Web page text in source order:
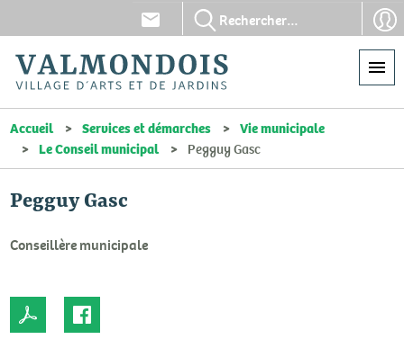
Aller
au
contenu
principal
En-
tête
-
Communication
En-
tête
-
Accueil Services et démarches
Vie municipale
Le Conseil municipal
Pegguy Gasc
Pegguy Gasc
Conseillère municipale